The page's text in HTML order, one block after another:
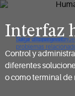
Haga clic para ver
problemas
Saltar a navegación
Saltar al contenido
Saltar a buscar
Interfaz
Control y
diferentes
o como terminal de